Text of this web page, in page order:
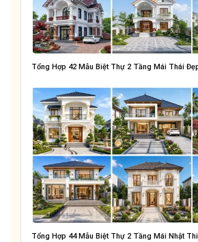
Tổng Hợp 42 Mẫu Biệt Thự 2 Tầng Mái Thái
Tổng Hợp 44 Mẫu Biệt Thự 2 Tầng Mái Nhật